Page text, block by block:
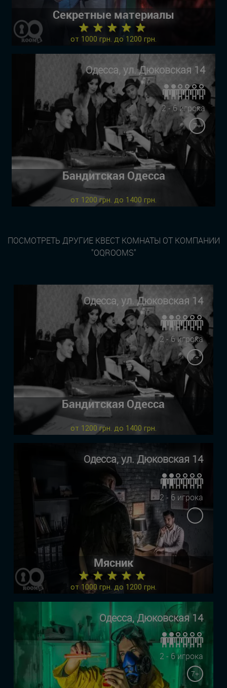
Секретные материалы
★ ★ ★ ★ ★
от 1000 грн. до 1200 грн.
Одесса, ул. Дюковская 14
2 - 6 игрока
7+
Бандитская Одесса
от 1200 грн. до 1400 грн.
ПОСМОТРЕТЬ ДРУГИЕ КВЕСТ КОМНАТЫ ОТ КОМПАНИИ
"OQROOMS"
Одесса, ул. Дюковская 14
2 - 6 игрока
7+
Бандитская Одесса
от 1200 грн. до 1400 грн.
Одесса, ул. Дюковская 14
2 - 6 игрока
Мясник
★ ★ ★ ★ ★
от 1000 грн. до 1200 грн.
Одесса, Дюковская 14
2 - 6 игрока
7+